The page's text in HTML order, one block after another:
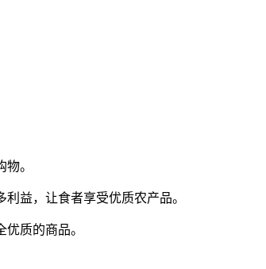
。
益，让食者享受优质农产品。
质的商品。